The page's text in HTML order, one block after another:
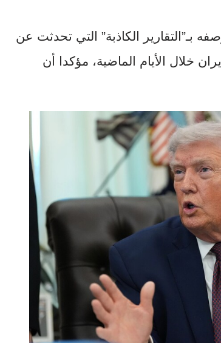
بـ”التقارير الكاذبة” التي تحدثت عن
خلال الأيام الماضية، مؤكدا أن